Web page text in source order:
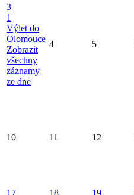
3
1
Výlet do
Olomouce
Zobrazit
všechny
záznamy
ze dne
4 5
10 11 12